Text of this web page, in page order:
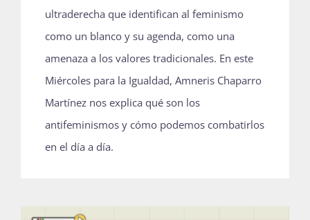
ultraderecha que identifican al feminismo
como un blanco y su agenda, como una
amenaza a los valores tradicionales. En este
Miércoles para la Igualdad, Amneris Chaparro
Martínez nos explica qué son los
antifeminismos y cómo podemos combatirlos
en el día a día.